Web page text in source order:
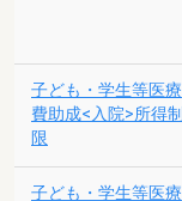
子ども・学生等医療
費助成<入院>所得制
限
子ども・学生等医療